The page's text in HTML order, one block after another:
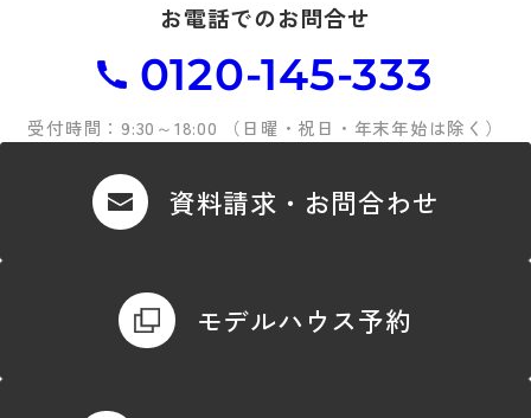
お電話でのお問合せ
0120-145-333
受付時間：9:30～18:00 （日曜・祝日・年末年始は除く）
資料請求・お問合わせ
モデルハウス予約